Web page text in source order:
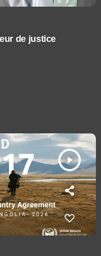
de justice
play_arrow